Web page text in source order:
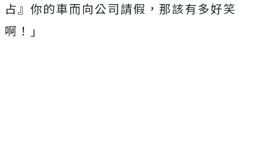
占』你的車而向公司請假，那該有多好笑
啊！」